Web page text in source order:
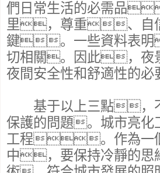
們日常生活的必需品
里，尊重、自信
鍵。一些資料表明
切相關。因此，
夜間安全性和舒適性的
基于以上三點，不
保護的問題。城市亮化
工程。作為一個
中，要保持冷靜的